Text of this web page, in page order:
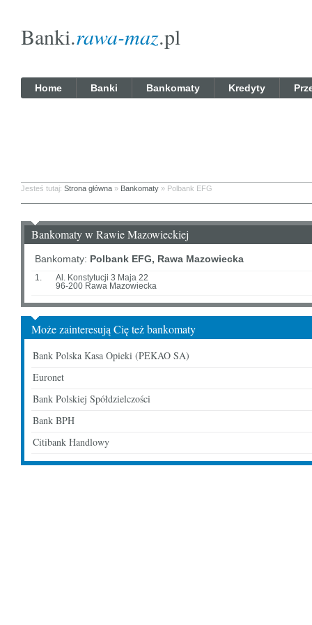
Banki.rawa-maz.pl
Home Banki Bankomaty Kredyty
Jesteś tutaj: Strona główna » Bankomaty » Polbank EFG
Bankomaty w Rawie Mazowieckiej
Bankomaty: Polbank EFG, Rawa Mazowiecka
1.
Al. Konstytucji 3 Maja 22
96-200 Rawa Mazowiecka
Może zainteresują Cię też bankomaty
Bank Polska Kasa Opieki (PEKAO SA)
Euronet
Bank Polskiej Spółdzielczości
Bank BPH
Citibank Handlowy